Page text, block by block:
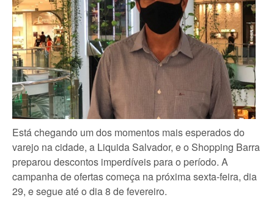
Está chegando um dos momentos mais esperados do
varejo na cidade, a Liquida Salvador, e o Shopping Barra
preparou descontos imperdíveis para o período. A
campanha de ofertas começa na próxima sexta-feira, dia
29, e segue até o dia 8 de fevereiro.